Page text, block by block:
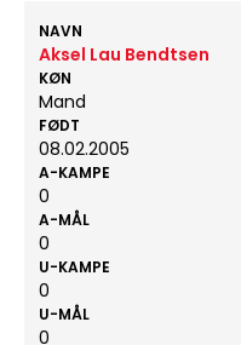
NAVN
Aksel Lau Bendtsen
KØN
Mand
FØDT
08.02.2005
A-KAMPE
0
A-MÅL
0
U-KAMPE
0
U-MÅL
0